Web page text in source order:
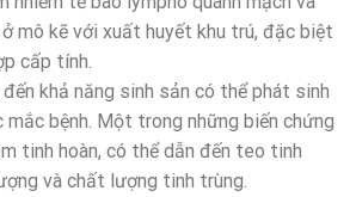
mô kẽ với xuất huyết khu trú, đặc biệt
cấp tính.
khả năng sinh sản có thể phát sinh
mắc bệnh. Một trong những biến chứng
tinh hoàn, có thể dẫn đến teo tinh
và chất lượng tinh trùng.